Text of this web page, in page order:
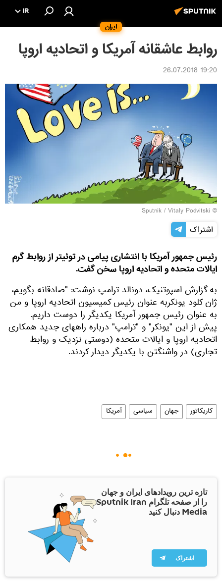
ایران
IR
روابط عاشقانه آمریکا و اتحادیه اروپا
19:20 26.07.2018
© Sputnik / Vitaly Podvitski
اشتراک
رئیس جمهور آمریکا با انتشاری پیامی در توئیتر از روابط گرم
ایالات متحده و اتحادیه اروپا سخن گفت.
به گزارش اسپوتنیک، دونالد ترامپ نوشت: "صادقانه بگویم،
ژان کلود یونکربه عنوان رئیس کمیسیون اتحادیه اروپا و من
به عنوان رئیس جمهور آمریکا یکدیگر را دوست داریم.
پیش از این "یونکر" و "ترامپ" درباره راههای جدید همکاری
اتحادیه اروپا و ایالات متحده (دوستی نزدیک و روابط
تجاری) در واشنگتن با یکدیگر دیدار کردند.
کاریکاتور جهان سیاسی آمریکا
تازه ترین رویدادهای ایران و جهان
را از صفحه تلگرام Sputnik Iran
Media دنبال کنید
اشتراک